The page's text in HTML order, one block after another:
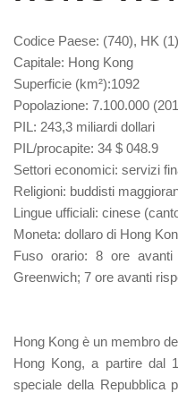
Codice Paese: (740), HK (1)
Capitale: Hong Kong
Superficie (km²):1092
Popolazione: 7.100.000
PIL : 243,3 miliardi dollari
PIL/procapite: 34 $ 048.9
Settori economici: servizi
Religioni: buddisti
Lingue ufficiali: cinese
Moneta: dollaro di Hong
Fuso orario: 8 ore avanti
Greenwich; 7 ore avanti
Hong Kong è un membro
Hong Kong, a partire dal
speciale della Repubblica